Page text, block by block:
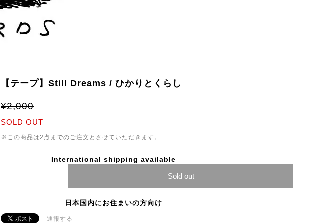
【テープ】Still Dreams / ひかりとくらし
¥2,000
SOLD OUT
※この商品は2点までのご注文とさせていただきます。
International shipping available
Sold out
日本国内にお住まいの方向け
通報する